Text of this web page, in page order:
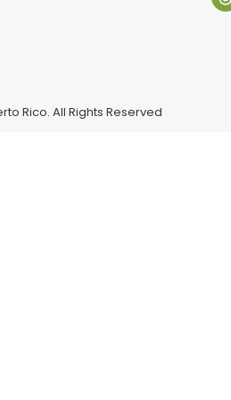
Rico. All Rights Reserved